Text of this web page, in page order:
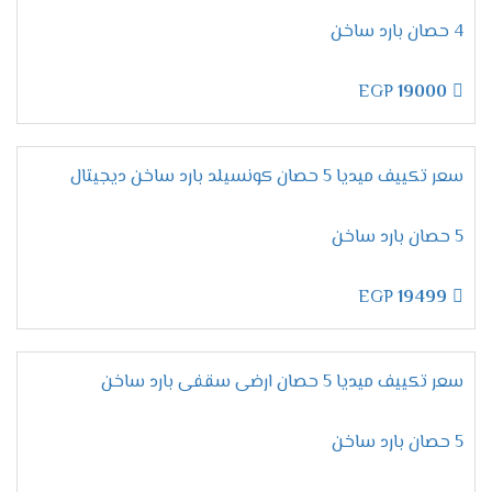
على مكانة عالية فى الاسواق ولتلك السبب تحصل
المنخفضة المناسبة لجميع العملاء .
تقدم لنا الشركة أرقام يتم استخدامها لكى يتم طلب
المكيف فقط اتصل علينا واختار المكيف المناسب لك
وأطلبه وسيتم ارسالة لحد باب البيت وجميع الاسعار
ضمان تكييف ميديا 2026
مهما تكلمنا عن مميزات وإمكانيات تكييف ميديا لا
تنتهى أبدا لأنه جهاز متكامل يجعلنا مستمتعين
بأوقاتنا نستطيع استخدامه فى جميع الاوقات كما أن
الشركة توفر لنا معه ضمان لمدة خمس سنوات شاملة
اسعار تكييف ميديا 2024
4 حصان بارد ساخن
19000
سعر تكييف ميديا 5 حصان كونسيلد بارد ساخن ديجيتال
5 حصان بارد ساخن
19499
سعر تكييف ميديا 5 حصان ارضى سقفى بارد ساخن
5 حصان بارد ساخن